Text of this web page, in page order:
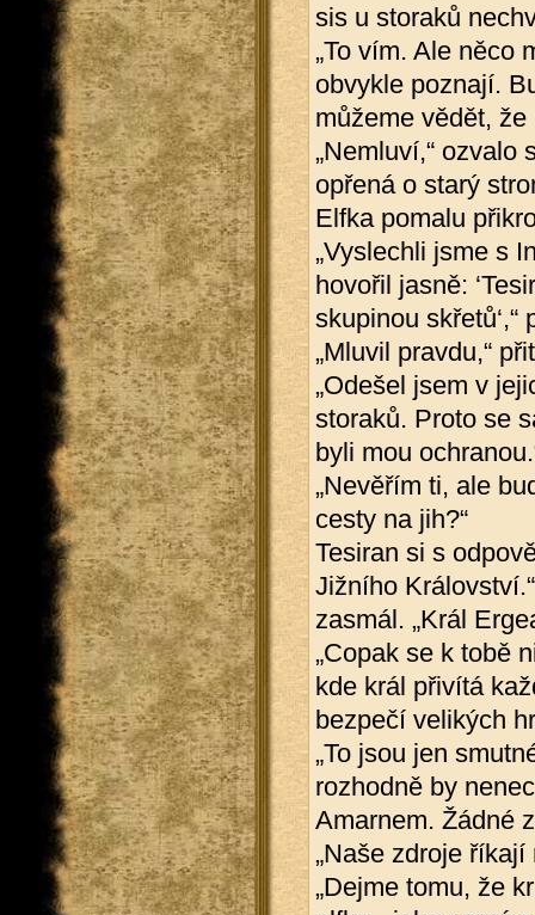
sis u storaků
„To vím. Ale něco
obvykle poznají.
můžeme vědět, že
„Nemluví,“ ozvalo
opřená o starý
Elfka pomalu
„Vyslechli jsme s
hovořil jasně:
skupinou
„Mluvil pravdu,“
„Odešel jsem v
storaků. Proto se
byli mou
„Nevěřím ti, ale
cesty na jih?“
Tesiran si s
Jižního
zasmál. „Král
„Copak se k tobě
kde král přivítá
bezpečí velikých
„To jsou jen
rozhodně by
Amarnem. Žádné
„Naše zdroje říkají
„Dejme tomu, že